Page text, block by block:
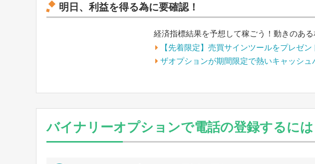
明日、利益を得る為に要確認！
経済指標結果を予想して稼ごう！動きのあ
【先着限定】売買サインツールをプレゼン
ザオプションが期間限定で熱いキャッシュ
バイナリーオプションで電話の登録するに